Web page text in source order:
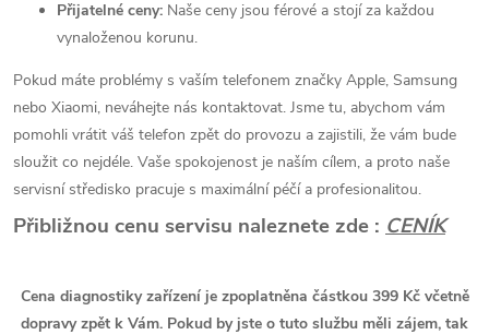
Přijatelné ceny: Naše ceny jsou férové a stojí za každou
vynaloženou korunu.
Pokud máte problémy s vaším telefonem značky Apple, Samsung
nebo Xiaomi, neváhejte nás kontaktovat. Jsme tu, abychom vám
pomohli vrátit váš telefon zpět do provozu a zajistili, že vám bude
sloužit co nejdéle. Vaše spokojenost je naším cílem, a proto naše
servisní středisko pracuje s maximální péčí a profesionalitou.
Přibližnou cenu servisu naleznete zde : CENÍK
Cena diagnostiky zařízení je zpoplatněna částkou 399 Kč včetně
dopravy zpět k Vám. Pokud by jste o tuto službu měli zájem, tak